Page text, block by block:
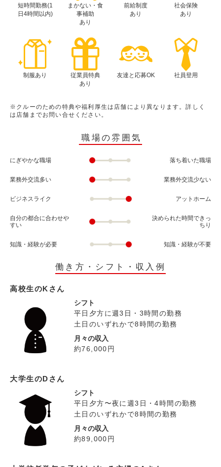
短時間勤務(1
日4時間以内)
まかない・食
事補助
あり
前給制度
あり
社会保険
あり
制服あり
従業員特典
あり
友達と応募OK 社員登用
※クルーのための特典や福利厚生は店舗により異なります。詳しく
は店舗までお問い合せください。
職場の雰囲気
にぎやかな職場 落ち着いた職場
業務外交流多い 業務外交流少ない
ビジネスライク アットホーム
自分の都合に合わせや
すい
決められた時間できっ
ちり
知識・経験が必要 知識・経験が不要
働き方・シフト・収入例
高校生のKさん
シフト
平日夕方に週3日・3時間の勤務
土日のいずれかで8時間の勤務
月々の収入
約76,000円
大学生のDさん
シフト
平日夕方〜夜に週3日・4時間の勤務
土日のいずれかで8時間の勤務
月々の収入
約89,000円